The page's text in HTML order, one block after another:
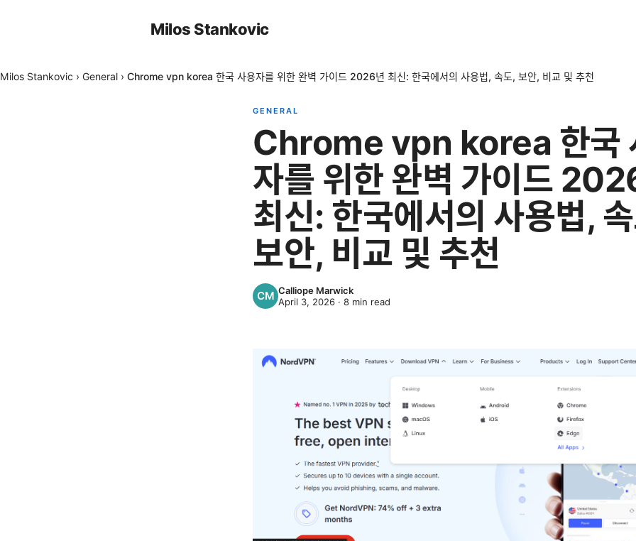
Milos Stankovic
Milos Stankovic › General › Chrome vpn korea 한국 사용자를 위한 완벽 가이드 2026년 최신: 한국에서의 사용법, 속도, 보안, 비교 및 추천
GENERAL
Chrome vpn korea 한국
자를 위한 완벽 가이드
최신: 한국에서의 사용법,
보안, 비교 및 추천
Calliope Marwick
April 3, 2026 · 8 min read